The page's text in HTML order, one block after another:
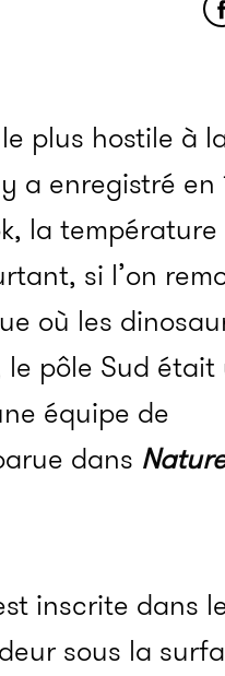
plus hostile à
a enregistré en
la température
si l’on
où les
pôle Sud était
équipe de
dans
inscrite dans
sous la